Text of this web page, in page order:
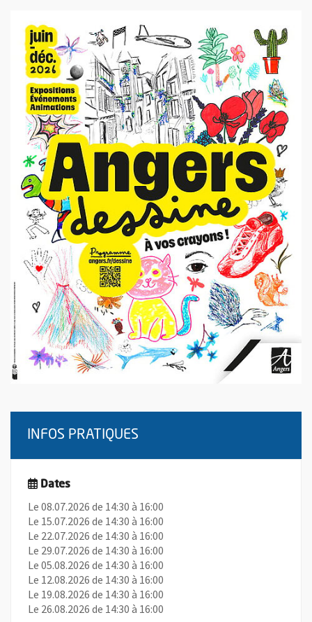
INFOS PRATIQUES
Dates
Le 08.07.2026 de 14:30 à 16:00
Le 15.07.2026 de 14:30 à 16:00
Le 22.07.2026 de 14:30 à 16:00
Le 29.07.2026 de 14:30 à 16:00
Le 05.08.2026 de 14:30 à 16:00
Le 12.08.2026 de 14:30 à 16:00
Le 19.08.2026 de 14:30 à 16:00
Le 26.08.2026 de 14:30 à 16:00